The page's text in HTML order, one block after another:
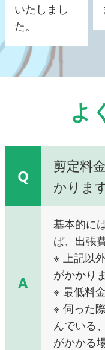
いたしまし
た。
よ
Q
剪定料
かりま
A
基本的に
ば、出張
※ 上記以
がかかり
※ 最低料
※ 伺った
んでいる
がかかる